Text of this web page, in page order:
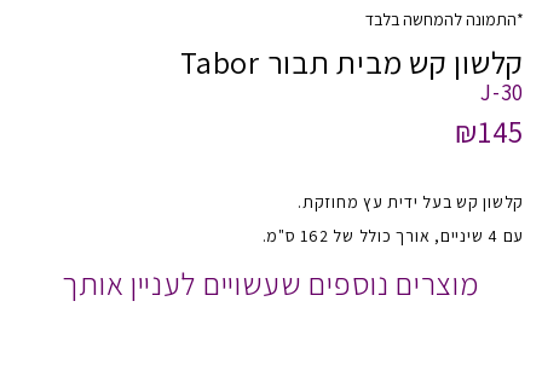
*התמונה להמחשה בלבד
קלשון קש מבית תבור Tabor
J-30
₪145
קלשון קש בעל ידית עץ מחוזקת.
עם 4 שיניים, אורך כולל של 162 ס"מ.
מוצרים נוספים שעשויים לעניין אותך